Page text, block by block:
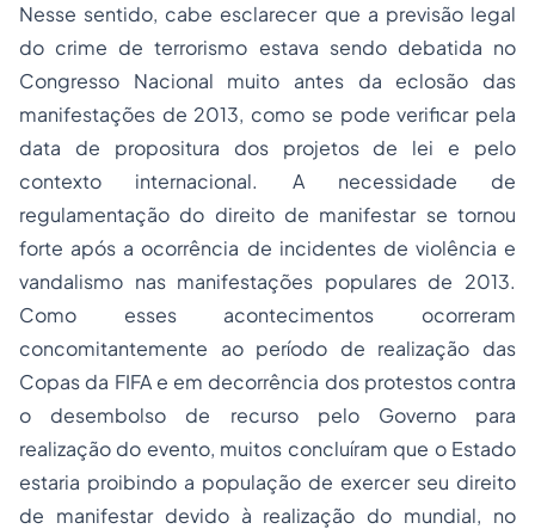
Nesse sentido, cabe esclarecer que a previsão legal
do crime de terrorismo estava sendo debatida no
Congresso Nacional muito antes da eclosão das
manifestações de 2013, como se pode verificar pela
data de propositura dos projetos de lei e pelo
contexto internacional. A necessidade de
regulamentação do direito de manifestar se tornou
forte após a ocorrência de incidentes de violência e
vandalismo nas manifestações populares de 2013.
Como esses acontecimentos ocorreram
concomitantemente ao período de realização das
Copas da FIFA e em decorrência dos protestos contra
o desembolso de recurso pelo Governo para
realização do evento, muitos concluíram que o Estado
estaria proibindo a população de exercer seu direito
de manifestar devido à realização do mundial, no